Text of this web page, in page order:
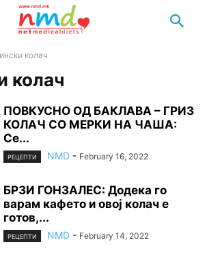
колач
колач
ПОВКУСНО ОД БАКЛАВА – ГРИЗ
КОЛАЧ СО МЕРКИ НА ЧАША:
Се...
РЕЦЕПТИ NMD - February 16, 2022
БРЗИ ГОНЗАЛЕС: Додека го
варам кафето и овој колач е
готов,...
РЕЦЕПТИ NMD - February 14, 2022